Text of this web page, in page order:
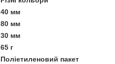
40 мм
80 мм
30 мм
65 г
Поліетиленовий пакет